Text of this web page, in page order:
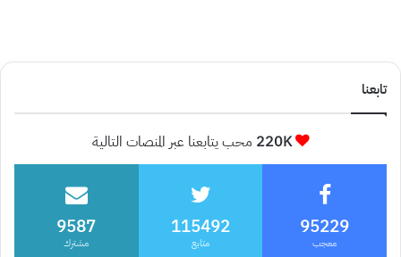
تابعنا
220K محب يتابعنا عبر المنصات التالية
95229
معجب
115492
متابع
9587
مشترك